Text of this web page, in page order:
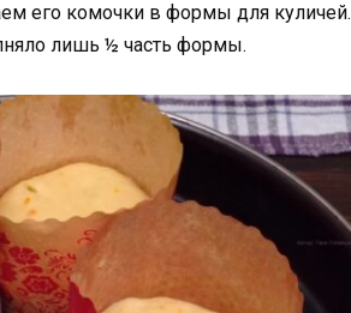
его комочки в формы для куличей.
лишь ½ часть формы.